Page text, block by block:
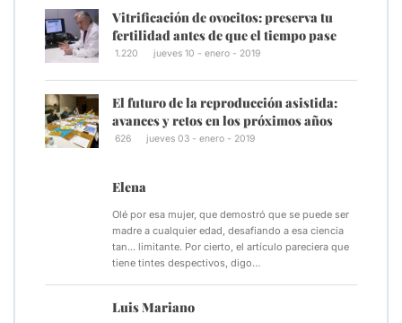
Vitrificación de ovocitos: preserva tu
fertilidad antes de que el tiempo pase
1.220 jueves 10 - enero - 2019
El futuro de la reproducción asistida:
avances y retos en los próximos años
626 jueves 03 - enero - 2019
Elena
Olé por esa mujer, que demostró que se puede ser
madre a cualquier edad, desafiando a esa ciencia
tan... limitante. Por cierto, el artículo pareciera que
tiene tintes despectivos, digo…
Luis Mariano